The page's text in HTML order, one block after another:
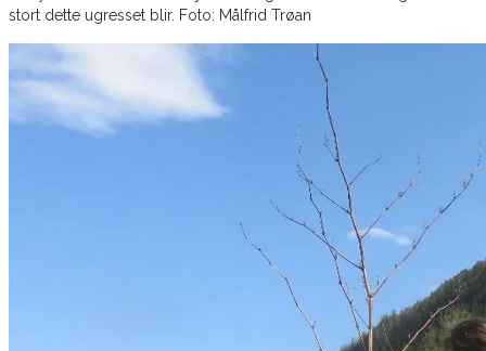
stort dette ugresset blir. Foto: Målfrid Trøan